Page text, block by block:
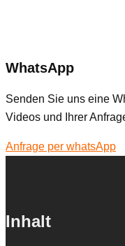
WhatsApp
Senden Sie uns eine
Videos und Ihrer
Anfrage per whatsApp
Inhalt